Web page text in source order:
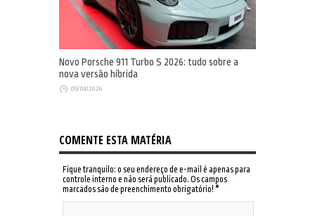
Novo Porsche 911 Turbo S 2026: tudo sobre a
nova versão híbrida
05/04/2026
COMENTE ESTA MATÉRIA
Fique tranquilo: o seu endereço de e-mail é apenas para
controle interno e não será publicado. Os campos
marcados são de preenchimento obrigatório! *